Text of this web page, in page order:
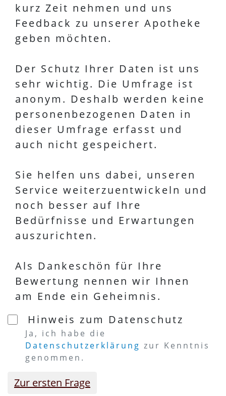
kurz Zeit nehmen und uns
Feedback zu unserer Apotheke
geben möchten.
Der Schutz Ihrer Daten ist uns
sehr wichtig. Die Umfrage ist
anonym. Deshalb werden keine
personenbezogenen Daten in
dieser Umfrage erfasst und
auch nicht gespeichert.
Sie helfen uns dabei, unseren
Service weiterzuentwickeln und
noch besser auf Ihre
Bedürfnisse und Erwartungen
auszurichten.
Als Dankeschön für Ihre
Bewertung nennen wir Ihnen
am Ende ein Geheimnis.
Hinweis zum Datenschutz
Ja, ich habe die
Datenschutzerklärung zur Kenntnis
genommen.
Zur ersten Frage